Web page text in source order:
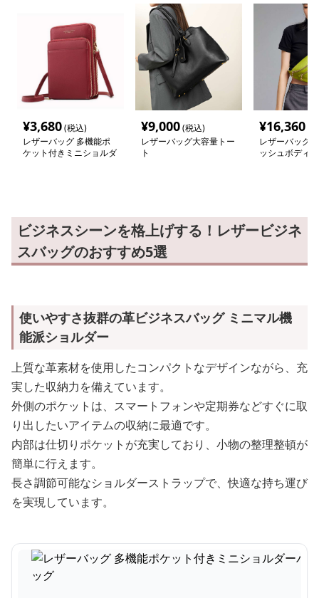
¥3,680(税込)
レザーバッグ 多機能ポ
ケット付きミニショルダ
¥9,000(税込)
レザーバッグ大容量トー
ト
¥16,360
レザーバッグ
ッシュボディ
ビジネスシーンを格上げする！レザービジネ
スバッグのおすすめ5選
使いやすさ抜群の革ビジネスバッグ ミニマル機
能派ショルダー
上質な革素材を使用したコンパクトなデザインながら、充
実した収納力を備えています。
外側のポケットは、スマートフォンや定期券などすぐに取
り出したいアイテムの収納に最適です。
内部は仕切りポケットが充実しており、小物の整理整頓が
簡単に行えます。
長さ調節可能なショルダーストラップで、快適な持ち運び
を実現しています。